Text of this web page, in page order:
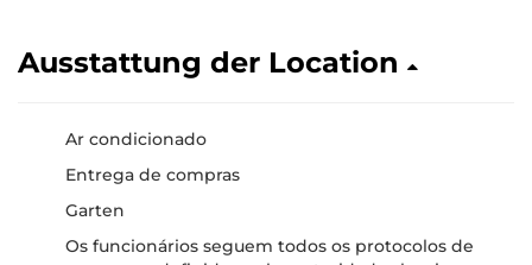
Ausstattung der Location
Ar condicionado
Entrega de compras
Garten
Os funcionários seguem todos os protocolos de